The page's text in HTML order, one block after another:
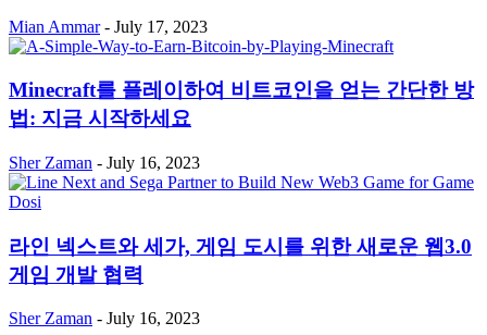
Mian Ammar - July 17, 2023
Minecraft를 플레이하여 비트코인을 얻는 간단한 방
법: 지금 시작하세요
Sher Zaman - July 16, 2023
라인 넥스트와 세가, 게임 도시를 위한 새로운 웹3.0
게임 개발 협력
Sher Zaman - July 16, 2023